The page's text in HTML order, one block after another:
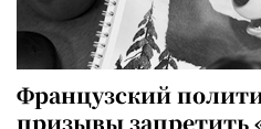
Французский
призывы